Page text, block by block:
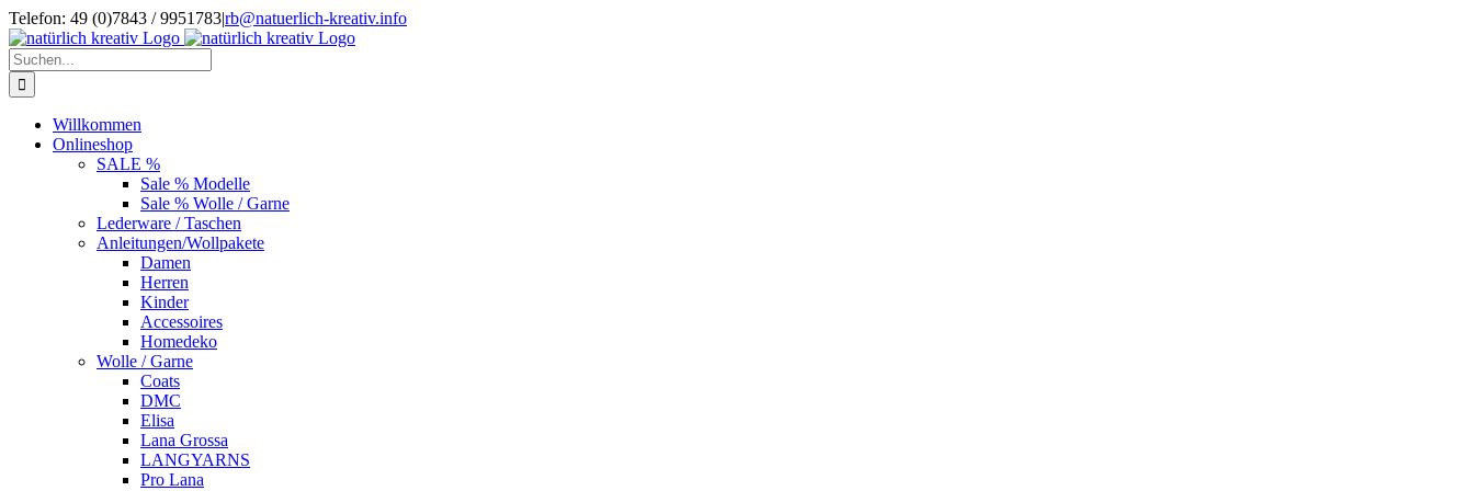
Zum
Inhalt
springen
Telefon: 49 (0)7843 / 9951783|rb@natuerlich-kreativ.info
Suche
nach:
Willkommen
Onlineshop
SALE %
Sale % Modelle
Sale % Wolle / Garne
Lederware / Taschen
Anleitungen/Wollpakete
Damen
Herren
Kinder
Accessoires
Homedeko
Wolle / Garne
Coats
DMC
Elisa
Lana Grossa
LANGYARNS
Pro Lana